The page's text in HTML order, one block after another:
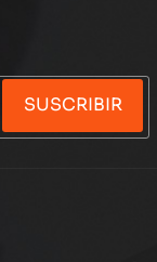
SUSCRIBIR